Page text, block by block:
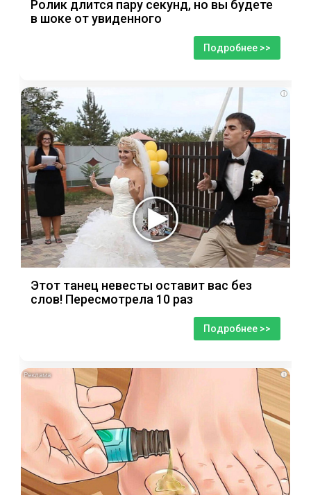
Ролик длится пару секунд, но вы будете
в шоке от увиденного
Подробнее >>
i
Этот танец невесты оставит вас без
слов! Пересмотрела 10 раз
Подробнее >>
i